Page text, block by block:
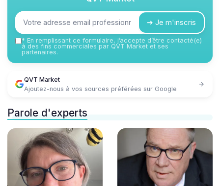
➔ Je m'inscris
* En remplissant ce formulaire, j’accepte d’être contacté(e)
à des fins commerciales par QVT Market et ses
partenaires.
QVT Market
Ajoutez-nous à vos sources préférées sur Google
Parole d'experts